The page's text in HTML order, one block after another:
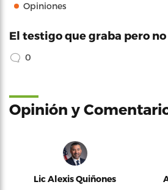
Opiniones
El testigo que graba pero
0
Opinión y
Lic Alexis Quiñones